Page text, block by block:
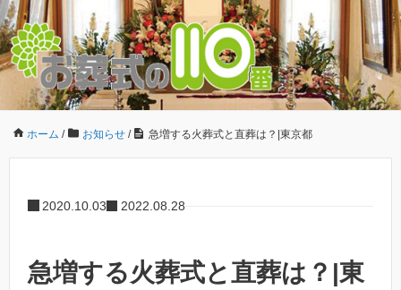
ホーム / お知らせ / 急増する火葬式と直葬は？|東京都
2020.10.03 2022.08.28
急増する火葬式と直葬は？|東